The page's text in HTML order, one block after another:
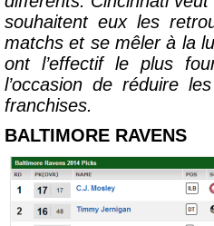
souhaitent eux les
matchs et se mêler à la
ont l’effectif le plus
l’occasion de réduire
franchises.
BALTIMORE RAVENS